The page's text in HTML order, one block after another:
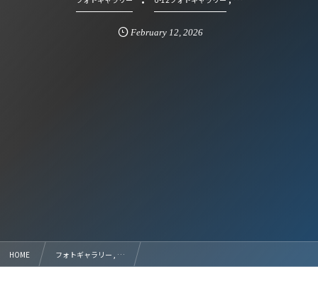
February 12, 2026
HOME フォトギャラリー , …